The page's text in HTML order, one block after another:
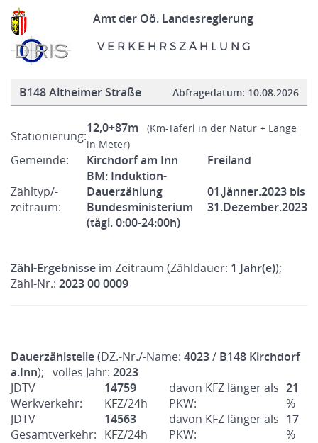
Amt der Oö. Landesregierung
V E R K E H R S Z Ä H L U N G
B148 Altheimer Straße Abfragedatum: 10.08.2026
Stationierung:
12,0+87m
(Km-Taferl in der Natur + Länge
in Meter)
Gemeinde: Kirchdorf am Inn
Freiland
Zähltyp/-
zeitraum:
BM: Induktion-
Dauerzählung
Bundesministerium
(tägl. 0:00-24:00h)
01.Jänner.2023 bis
31.Dezember.2023
Zähl-Ergebnisse im Zeitraum (Zähldauer: 1 Jahr(e));
Zähl-Nr.: 2023 00 0009
Dauerzählstelle(DZ.-Nr./-Name: 4023/ B148 Kirchdorf
a.Inn); volles Jahr: 2023
JDTV
Werkverkehr:
14759
KFZ/24h
davon KFZ länger als
PKW:
21
%
JDTV
Gesamtverkehr:
14563
KFZ/24h
davon KFZ länger als
PKW:
17
%